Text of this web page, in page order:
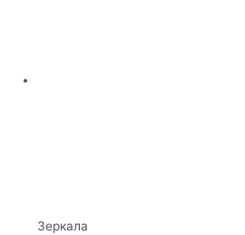
Зеркала